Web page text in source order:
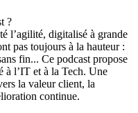
pression et épuisement ?
d’une équipe logicielle
croissantes… jusqu’au
la main avec l’aide du
inattendues,
indispensable pour celles
sens et sérénité.